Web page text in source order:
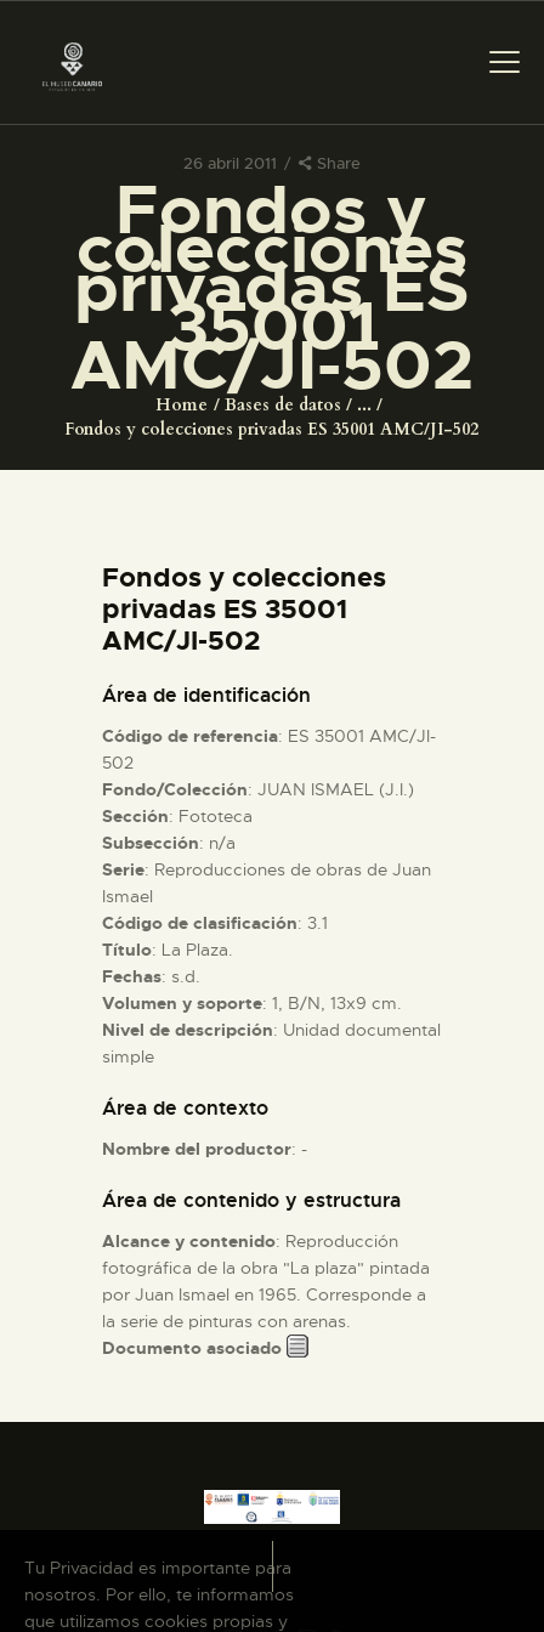
26 abril 2011 Share
Fondos y
colecciones
privadas ES
35001
AMC/JI-502
Home Bases de datos
...
Fondos y colecciones privadas ES 35001 AMC/JI-502
PREPARAR LA VISITA
ACTIVIDADES
█
EL MUSEO
DIDÁCTICA
ESPAÑOL
ACTIVIDADES
█
EL MUSEO
COLECCIONES
ESPAÑOL
Fondos y colecciones
privadas ES 35001
AMC/JI-502
Área de identificación
Código de referencia: ES 35001 AMC/JI-
502
Fondo/Colección: JUAN ISMAEL (J.I.)
Sección: Fototeca
Subsección: n/a
Serie: Reproducciones de obras de Juan
Ismael
Código de clasificación: 3.1
Título: La Plaza.
Fechas: s.d.
Volumen y soporte: 1, B/N, 13x9 cm.
Nivel de descripción: Unidad documental
simple
Área de contexto
Nombre del productor: -
Área de contenido y estructura
Alcance y contenido: Reproducción
fotográfica de la obra "La plaza" pintada
por Juan Ismael en 1965. Corresponde a
la serie de pinturas con arenas.
Documento asociado
Tu Privacidad es importante para
nosotros. Por ello, te informamos
que utilizamos cookies propias y